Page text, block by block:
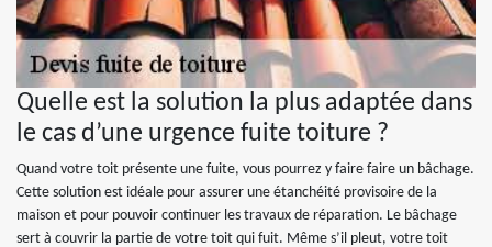
Quelle est la solution la plus adaptée dans
le cas d’une urgence fuite toiture ?
Quand votre toit présente une fuite, vous pourrez y faire faire un bâchage.
Cette solution est idéale pour assurer une étanchéité provisoire de la
maison et pour pouvoir continuer les travaux de réparation. Le bâchage
sert à couvrir la partie de votre toit qui fuit. Même s’il pleut, votre toit